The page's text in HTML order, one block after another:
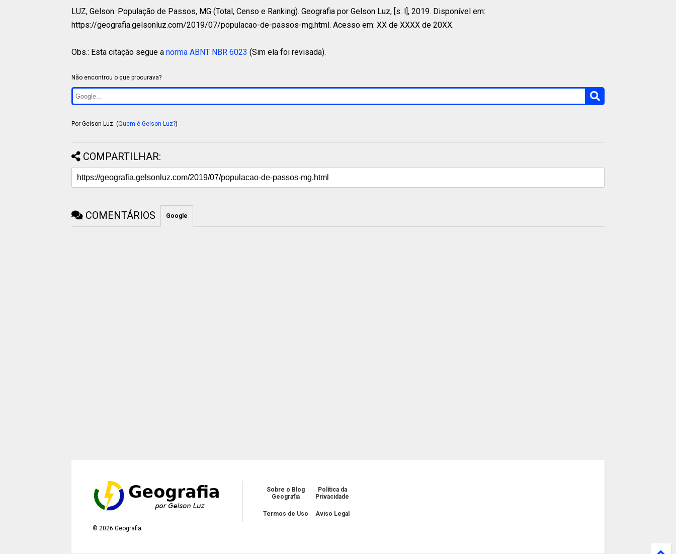
LUZ, Gelson. População de Passos, MG (Total, Censo e Ranking). Geografia por Gelson Luz, [s. l], 2019. Disponível em:
https://geografia.gelsonluz.com/2019/07/populacao-de-passos-mg.html. Acesso em: XX de XXXX de 20XX.
Obs.: Esta citação segue a norma ABNT NBR 6023 (Sim ela foi revisada).
Não encontrou o que procurava?
Por Gelson Luz. (Quem é Gelson Luz?)
COMPARTILHAR:
COMENTÁRIOS Google
©2026 Geografia
Sobre o Blog
Geografia
Política da
Privacidade
Termos de Uso Aviso Legal